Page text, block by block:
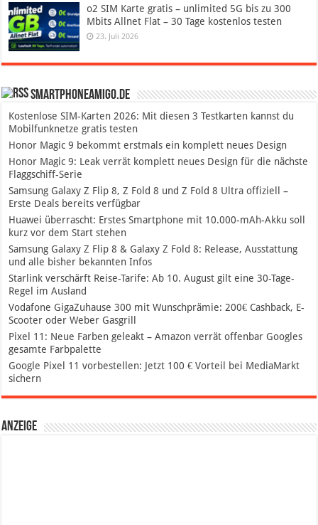
o2 SIM Karte gratis – unlimited 5G bis zu 300
Mbits Allnet Flat – 30 Tage kostenlos testen
23. Juli 2026
SmartphoneAmigo.de
Kostenlose SIM-Karten 2026: Mit diesen 3 Testkarten kannst du
Mobilfunknetze gratis testen
Honor Magic 9 bekommt erstmals ein komplett neues Design
Honor Magic 9: Leak verrät komplett neues Design für die nächste
Flaggschiff-Serie
Samsung Galaxy Z Flip 8, Z Fold 8 und Z Fold 8 Ultra offiziell –
Erste Deals bereits verfügbar
Huawei überrascht: Erstes Smartphone mit 10.000-mAh-Akku soll
kurz vor dem Start stehen
Samsung Galaxy Z Flip 8 & Galaxy Z Fold 8: Release, Ausstattung
und alle bisher bekannten Infos
Starlink verschärft Reise-Tarife: Ab 10. August gilt eine 30-Tage-
Regel im Ausland
Vodafone GigaZuhause 300 mit Wunschprämie: 200€ Cashback, E-
Scooter oder Weber Gasgrill
Pixel 11: Neue Farben geleakt – Amazon verrät offenbar Googles
gesamte Farbpalette
Google Pixel 11 vorbestellen: Jetzt 100 € Vorteil bei MediaMarkt
sichern
Anzeige